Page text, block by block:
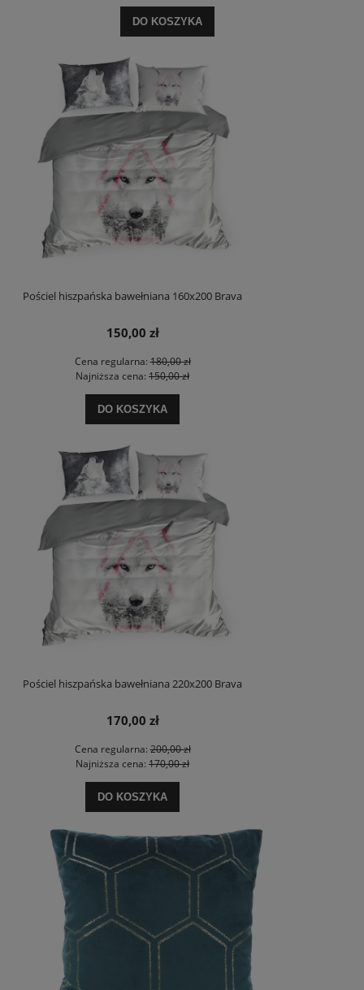
DO KOSZYKA
Pościel hiszpańska bawełniana 160x200 Brava
150,00 zł
Cena regularna:180,00 zł
Najniższa cena: 150,00 zł
DO KOSZYKA
Pościel hiszpańska bawełniana 220x200 Brava
170,00 zł
Cena regularna:200,00 zł
Najniższa cena: 170,00 zł
DO KOSZYKA